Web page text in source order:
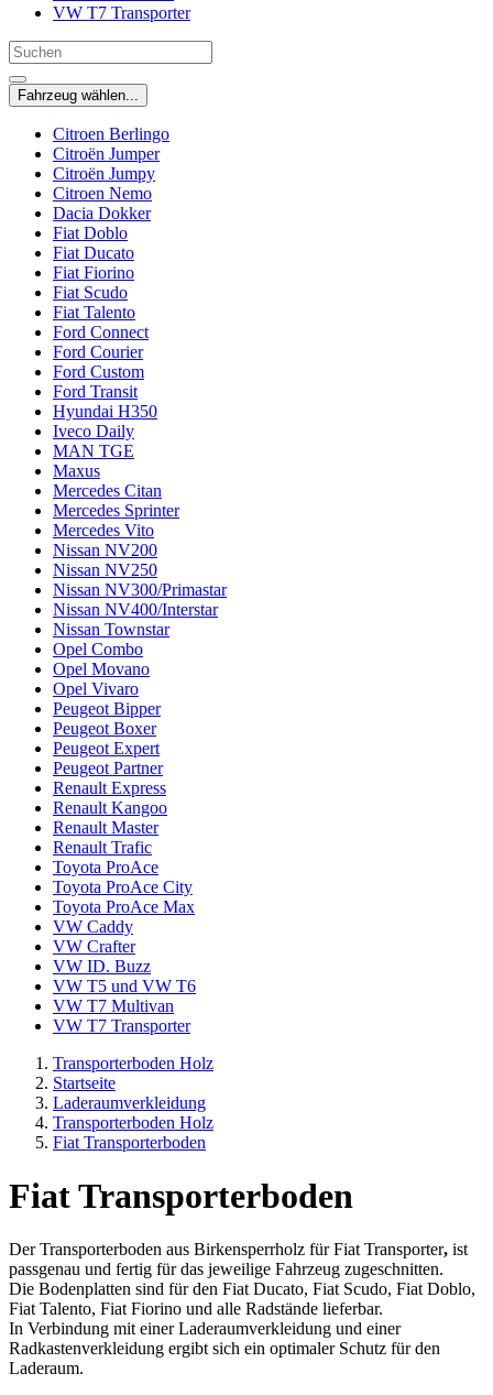
VW T7 Transporter
Fahrzeug wählen...
Citroen Berlingo
Citroën Jumper
Citroën Jumpy
Citroen Nemo
Dacia Dokker
Fiat Doblo
Fiat Ducato
Fiat Fiorino
Fiat Scudo
Fiat Talento
Ford Connect
Ford Courier
Ford Custom
Ford Transit
Hyundai H350
Iveco Daily
MAN TGE
Maxus
Mercedes Citan
Mercedes Sprinter
Mercedes Vito
Nissan NV200
Nissan NV250
Nissan NV300/Primastar
Nissan NV400/Interstar
Nissan Townstar
Opel Combo
Opel Movano
Opel Vivaro
Peugeot Bipper
Peugeot Boxer
Peugeot Expert
Peugeot Partner
Renault Express
Renault Kangoo
Renault Master
Renault Trafic
Toyota ProAce
Toyota ProAce City
Toyota ProAce Max
VW Caddy
VW Crafter
VW ID. Buzz
VW T5 und VW T6
VW T7 Multivan
VW T7 Transporter
Transporterboden Holz
Startseite
Laderaumverkleidung
Transporterboden Holz
Fiat Transporterboden
Fiat Transporterboden
Der Transporterboden aus Birkensperrholz für Fiat Transporter, ist
passgenau und fertig für das jeweilige Fahrzeug zugeschnitten.
Die Bodenplatten sind für den Fiat Ducato, Fiat Scudo, Fiat Doblo,
Fiat Talento, Fiat Fiorino und alle Radstände lieferbar.
In Verbindung mit einer Laderaumverkleidung und einer
Radkastenverkleidung ergibt sich ein optimaler Schutz für den
Laderaum.